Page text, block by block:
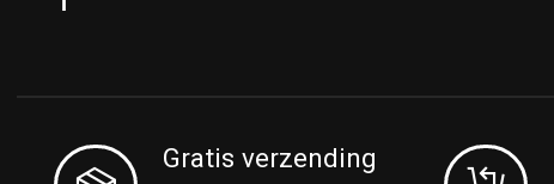
Gratis verzending